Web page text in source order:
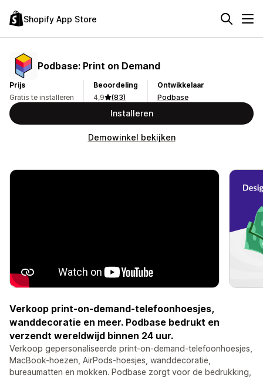
Shopify App Store
Podbase: Print on Demand
Prijs
Gratis te installeren
Beoordeling
4,9
(83)
Ontwikkelaar
Podbase
Installeren
Demowinkel bekijken
Verkoop print-on-demand-telefoonhoesjes,
wanddecoratie en meer. Podbase bedrukt en
verzendt wereldwijd binnen 24 uur.
Verkoop gepersonaliseerde print-on-demand-telefoonhoesjes,
MacBook-hoezen, AirPods-hoesjes, wanddecoratie,
bureaumatten en mokken. Podbase zorgt voor de bedrukking,